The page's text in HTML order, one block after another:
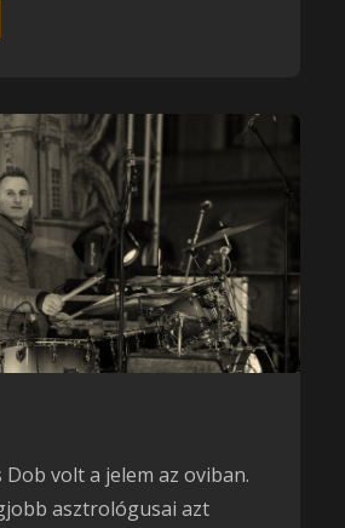
Dob volt a jelem az oviban.
asztrológusai azt